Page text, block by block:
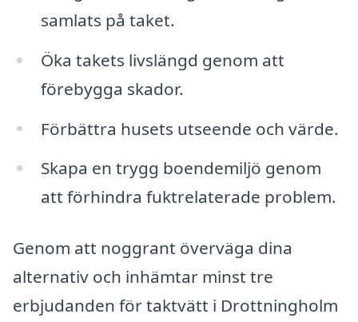
samlats på taket.
Öka takets livslängd genom att
förebygga skador.
Förbättra husets utseende och värde.
Skapa en trygg boendemiljö genom
att förhindra fuktrelaterade problem.
Genom att noggrant överväga dina
alternativ och inhämtar minst tre
erbjudanden för taktvätt i Drottningholm